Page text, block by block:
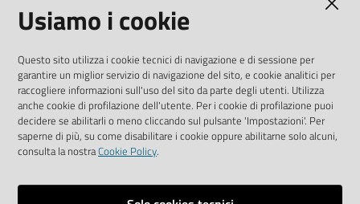
Media Policy
SEGUICI SU
YoutubeTwitterLinkedinFacebookInstagram
Usiamo i cookie
Questo sito utilizza i cookie tecnici di navigazione e di sessione per
garantire un miglior servizio di navigazione del sito, e cookie analitici per
raccogliere informazioni sull'uso del sito da parte degli utenti. Utilizza
anche cookie di profilazione dell'utente. Per i cookie di profilazione puoi
decidere se abilitarli o meno cliccando sul pulsante 'Impostazioni'. Per
saperne di più, su come disabilitare i cookie oppure abilitarne solo alcuni,
consulta la nostraCookie Policy.